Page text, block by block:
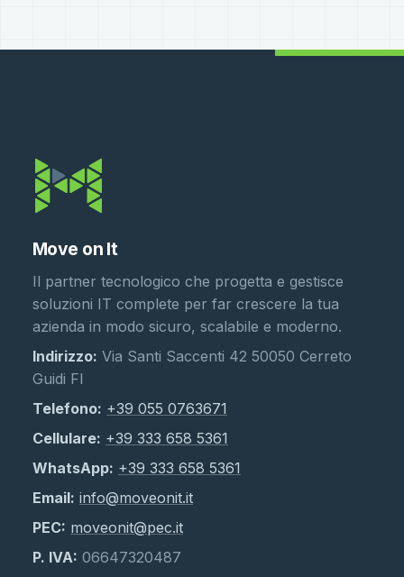
Move on It
Il partner tecnologico che progetta e gestisce
soluzioni IT complete per far crescere la tua
azienda in modo sicuro, scalabile e moderno.
Indirizzo: Via Santi Saccenti 42 50050 Cerreto
Guidi FI
Telefono: +39 055 0763671
Cellulare: +39 333 658 5361
WhatsApp: +39 333 658 5361
Email: info@moveonit.it
PEC: moveonit@pec.it
P. IVA: 06647320487